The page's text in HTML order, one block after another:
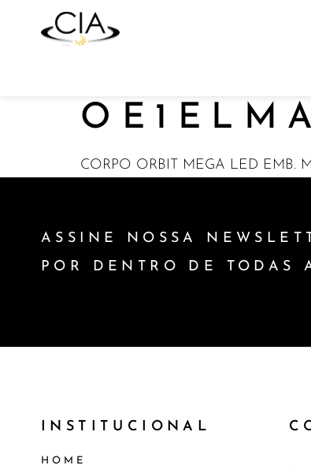
CORPO ORBIT MEGA LED EMB.
ASSINE NOSSA
POR DENTRO DE TODAS
INSTITUCIONAL
HOME